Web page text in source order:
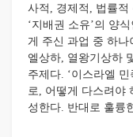
사적, 경제적, 법률적
‘지배권 소유’의 양
게 주신 과업 중 하나
엘상하, 열왕기상하
주제다. ‘이스라엘
로, 어떻게 다스려야
성한다. 반대로 훌륭